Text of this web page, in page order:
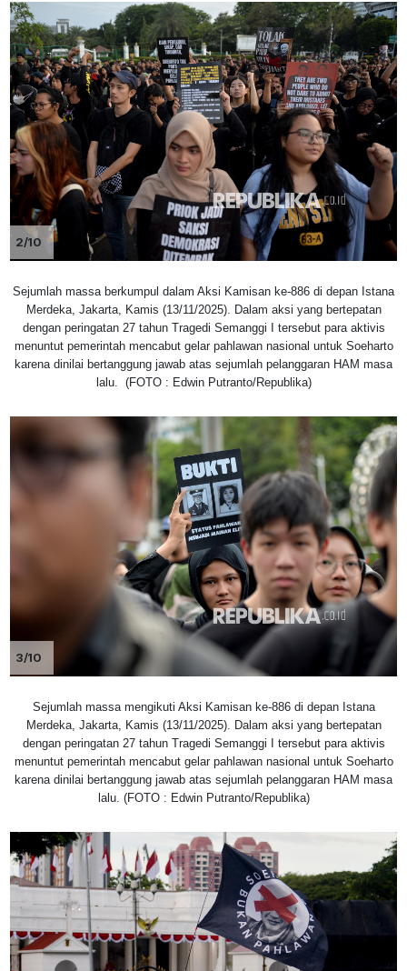
2/10
Sejumlah massa berkumpul dalam Aksi Kamisan ke-886 di depan Istana
Merdeka, Jakarta, Kamis (13/11/2025). Dalam aksi yang bertepatan
dengan peringatan 27 tahun Tragedi Semanggi I tersebut para aktivis
menuntut pemerintah mencabut gelar pahlawan nasional untuk Soeharto
karena dinilai bertanggung jawab atas sejumlah pelanggaran HAM masa
lalu. (FOTO : Edwin Putranto/Republika)
3/10
Sejumlah massa mengikuti Aksi Kamisan ke-886 di depan Istana
Merdeka, Jakarta, Kamis (13/11/2025). Dalam aksi yang bertepatan
dengan peringatan 27 tahun Tragedi Semanggi I tersebut para aktivis
menuntut pemerintah mencabut gelar pahlawan nasional untuk Soeharto
karena dinilai bertanggung jawab atas sejumlah pelanggaran HAM masa
lalu. (FOTO : Edwin Putranto/Republika)